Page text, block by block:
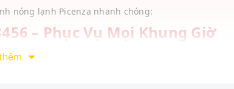
nóng lạnh Picenza nhanh chóng:
– Phục Vụ Mọi Khung Giờ
Phố